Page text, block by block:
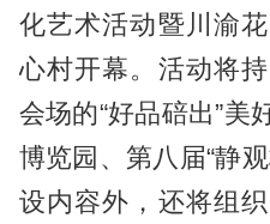
化艺术活动暨川渝
心村开幕。活动将
会场的“好品碚出”美
博览园、第八届“静
设内容外，还将组